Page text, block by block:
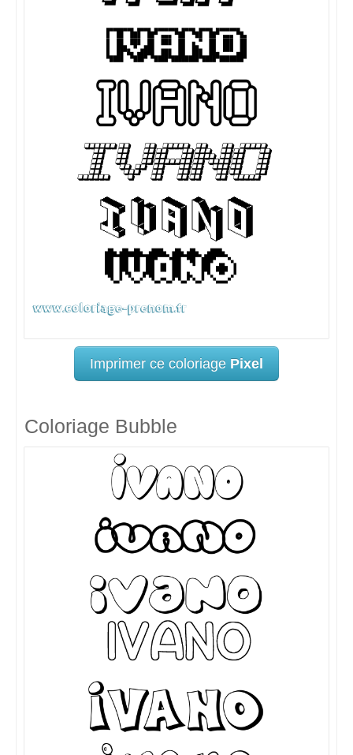
Imprimer ce coloriage Pixel
Coloriage Bubble